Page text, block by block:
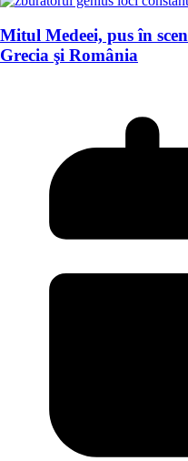
Mitul Medeei, pus în
Grecia şi România